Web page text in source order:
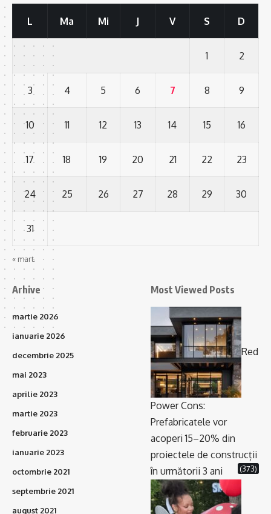
L Ma Mi J V S D
1 2
3 4 5 6 7 8 9
10 11 12 13 14 15 16
17 18 19 20 21 22 23
24 25 26 27 28 29 30
31
« mart.
Arhive
martie 2026
ianuarie 2026
decembrie 2025
mai 2023
aprilie 2023
martie 2023
februarie 2023
ianuarie 2023
octombrie 2021
septembrie 2021
august 2021
Most Viewed Posts
Red
Power Cons:
Prefabricatele vor
acoperi 15–20% din
proiectele de construcții
în următorii 3 ani
(373)